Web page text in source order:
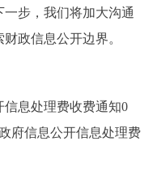
步，我们将加大沟通
政信息公开边界。
息处理费收费通知0
府信息公开信息处理费